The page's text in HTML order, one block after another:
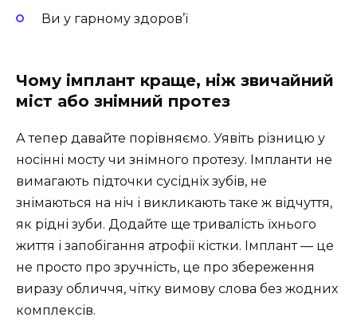
Ви у гарному здоров’ї
Чому імплант краще, ніж звичайний
міст або знімний протез
А тепер давайте порівняємо. Уявіть різницю у
носінні мосту чи знімного протезу. Імпланти не
вимагають підточки сусідніх зубів, не
знімаються на ніч і викликають таке ж відчуття,
як рідні зуби. Додайте ще тривалість їхнього
життя і запобігання атрофії кістки. Імплант — це
не просто про зручність, це про збереження
виразу обличчя, чітку вимову слова без жодних
комплексів.